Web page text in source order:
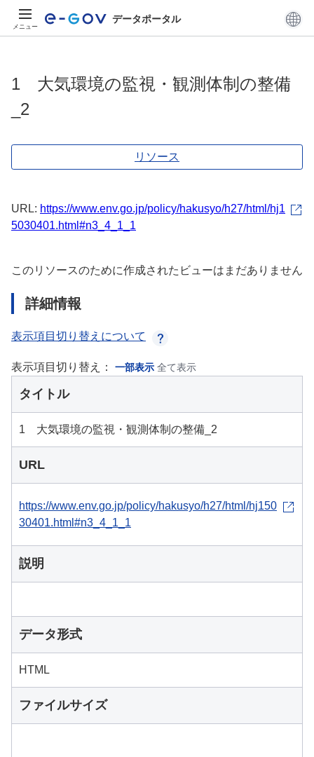
メニュー
データポータル
1 大気環境の監視・観測体制の整備
_2
リソース
URL: https://www.env.go.jp/policy/hakusyo/h27/html/hj1
5030401.html#n3_4_1_1
このリソースのために作成されたビューはまだありません
詳細情報
表示項目切り替えについて
表示項目切り替え： 一部表示 全て表示
タイトル
1 大気環境の監視・観測体制の整備_2
URL
https://www.env.go.jp/policy/hakusyo/h27/html/hj150
30401.html#n3_4_1_1
説明
データ形式
HTML
ファイルサイズ